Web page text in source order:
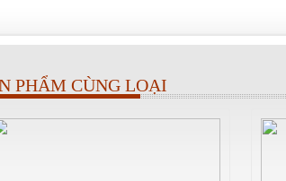
PHẨM CÙNG LOẠI